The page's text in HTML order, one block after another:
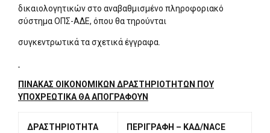
δικαιολογητικών στο αναβαθμισμένο πληροφοριακό
σύστημα ΟΠΣ-ΑΔΕ, όπου θα τηρούνται
συγκεντρωτικά τα σχετικά έγγραφα.
ΠΙΝΑΚΑΣ ΟΙΚΟΝΟΜΙΚΩΝ ΔΡΑΣΤΗΡΙΟΤΗΤΩΝ ΠΟΥ
ΥΠΟΧΡΕΩΤΙΚΑ ΘΑ ΑΠΟΓΡΑΦΟΥΝ
ΔΡΑΣΤΗΡΙΟΤΗΤΑ ΠΕΡΙΓΡΑΦΗ – ΚΑΔ/NACE